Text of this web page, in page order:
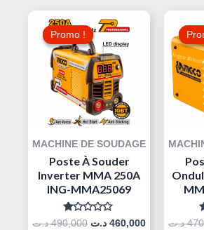
Promo !
Promo !
MACHINE DE SOUDAGE
Poste À Souder
Inverter MMA 250A
ING-MMA25069
Note
490,000 د.ت
Prix
Initial
Était :
460,000 د.ت
Le
Actuel
460,000 د.ت.
د.ت